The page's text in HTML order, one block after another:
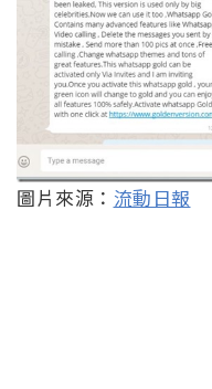
圖片來源： 流動日報